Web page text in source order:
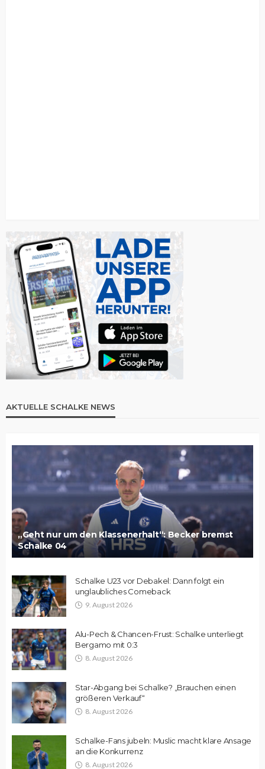
AKTUELLE SCHALKE NEWS
„Geht nur um den Klassenerhalt“: Becker bremst
Schalke 04
Schalke U23 vor Debakel: Dann folgt ein
unglaubliches Comeback
9. August 2026
Alu-Pech & Chancen-Frust: Schalke unterliegt
Bergamo mit 0:3
8. August 2026
Star-Abgang bei Schalke? „Brauchen einen
größeren Verkauf“
8. August 2026
Schalke-Fans jubeln: Muslic macht klare Ansage
an die Konkurrenz
8. August 2026